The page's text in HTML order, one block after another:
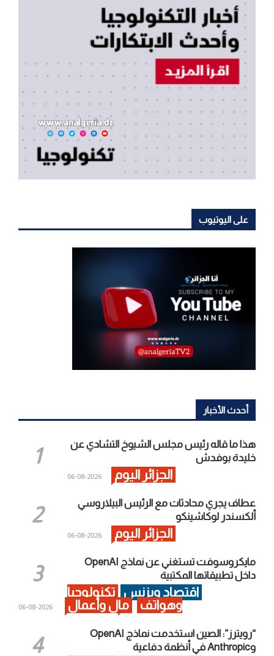
على اليوتيوب
أحدث الأخبار
هذا ما قاله رئيس مجلس الشيوخ التشادي عن
خليدة بوفدش
الجزائر اليوم 2026-08-06
عطاف يجري محادثات مع الرئيس البيلاروسي
ألكسندر لوكاشينكو
الجزائر اليوم 2026-08-06
مايكروسوفت تستغني عن نماذج OpenAI
داخل تطبيقاتها المكتبية
اقتصاد وبزنس
تكنولوجيا
وهواتف
مال وأعمال 2026-08-06
“رويترز”: الصين استخدمت نماذج OpenAI
وAnthropic في أنظمة دفاعية